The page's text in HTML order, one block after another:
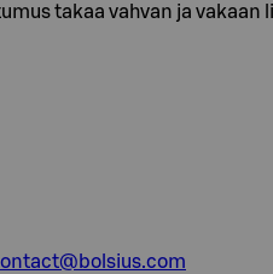
takaa vahvan ja vakaan